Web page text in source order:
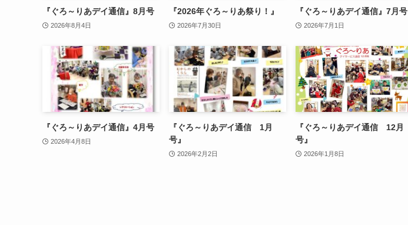
『ぐろ～りあデイ通信』8月号
2026年8月4日
『2026年ぐろ～りあ祭り！』
2026年7月30日
『ぐろ～りあデイ通信』7月号
2026年7月1日
『ぐろ～りあデイ通信』4月号
2026年4月8日
『ぐろ～りあデイ通信 1月
号』
2026年2月2日
『ぐろ～りあデイ通信 12月
号』
2026年1月8日